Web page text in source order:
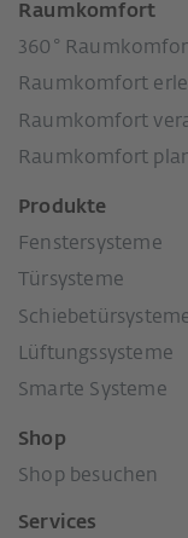
Raumkomfort
360°
Raumkomfort
Raumkomfort
Raumkomfort
Produkte
Fenstersysteme
Türsysteme
Lüftungssysteme
Smarte Systeme
Shop
Shop besuchen
Services